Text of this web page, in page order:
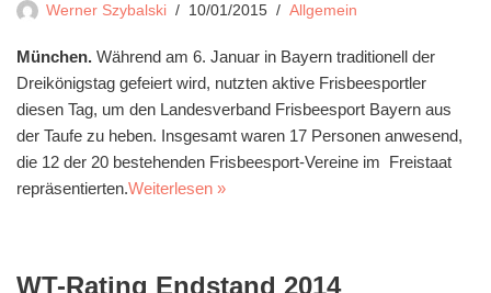
Werner Szybalski 10/01/2015 Allgemein
München. Während am 6. Januar in Bayern traditionell der
Dreikönigstag gefeiert wird, nutzten aktive Frisbeesportler
diesen Tag, um den Landesverband Frisbeesport Bayern aus
der Taufe zu heben. Insgesamt waren 17 Personen anwesend,
die 12 der 20 bestehenden Frisbeesport-Vereine im Freistaat
repräsentierten.Weiterlesen »
WT-Rating Endstand 2014